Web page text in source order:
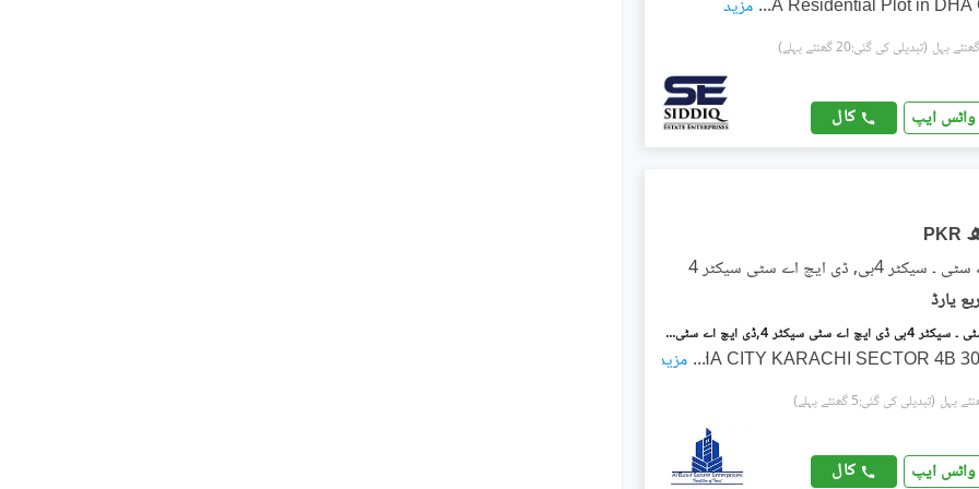
A Residential Plot in DHA
... مزید
(تبدیلی کی گئی:20 گھنٹے پہلے)
واٹس ایپ کال
PKR
4بی, ڈی ایچ اے سٹی سیکٹر 4
ڈی ایچ اے سٹی ۔ سیکٹر 4بی ڈی ایچ اے سٹی سیکٹر 4,ڈی ایچ اے سٹی کراچی,کراچی میں 12 مرلہ رہائشی پلاٹ 88.0 لاکھ میں برائے فروخت۔
DHA CITY KARACHI SECTOR 4B
... مزید
(تبدیلی کی گئی:5 گھنٹے پہلے)
واٹس ایپ کال